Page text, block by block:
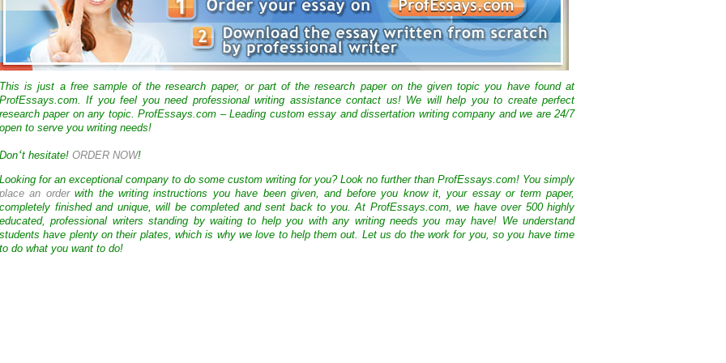
This is just a free sample of the research paper, or part of the research paper on the given topic you have found at
ProfEssays.com. If you feel you need professional writing assistance contact us! We will help you to create perfect
research paper on any topic. ProfEssays.com – Leading custom essay and dissertation writing company and we are 24/7
open to serve you writing needs!
Don‘t hesitate! ORDER NOW!
Looking for an exceptional company to do some custom writing for you? Look no further than ProfEssays.com! You simply
place an orderwith the writing instructions you have been given, and before you know it, your essay or term paper,
completely finished and unique, will be completed and sent back to you. At ProfEssays.com, we have over 500 highly
educated, professional writers standing by waiting to help you with any writing needs you may have! We understand
students have plenty on their plates, which is why we love to help them out. Let us do the work for you, so you have time
to do what you want to do!